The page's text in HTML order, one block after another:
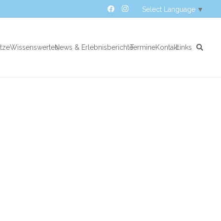
Select Language ▼
WissenswertesNews & ErlebnisberichteTermineKontaktLinks